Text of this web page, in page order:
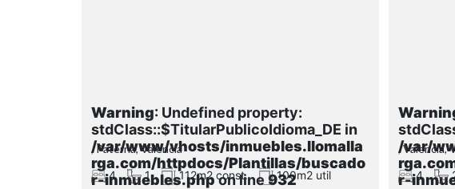
Warning: Undefined property:
stdClass::$TitularPublicoIdioma_DE in
/var/www/vhosts/inmuebles.llomalla
rga.com/httpdocs/Plantillas/buscado
r-inmuebles.phpon line 932
, Paterna, Valencia
4
1 112m2 const. 100m2 util
/var/
r-
, Valencia,
4